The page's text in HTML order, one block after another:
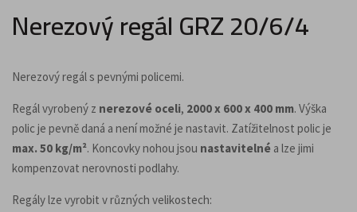
Nerezový regál GRZ 20/6/4
Nerezový regál s pevnými policemi.
Regál vyrobený z nerezové oceli, 2000 x 600 x 400 mm. Výška
polic je pevně daná a není možné je nastavit. Zatížitelnost polic je
max. 50 kg/m². Koncovky nohou jsou nastavitelné a lze jimi
kompenzovat nerovnosti podlahy.
Regály lze vyrobit v různých velikostech: